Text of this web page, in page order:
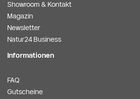
Showroom & Kontakt
Magazin
Newsletter
Natur24 Business
Informationen
FAQ
Gutscheine